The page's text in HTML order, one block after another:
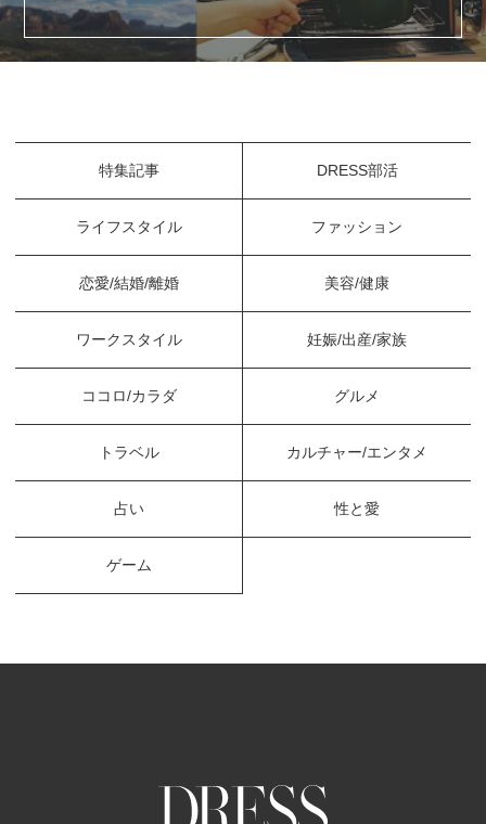
特集記事 DRESS部活
ライフスタイル ファッション
恋愛/結婚/離婚 美容/健康
ワークスタイル 妊娠/出産/家族
ココロ/カラダ グルメ
トラベル カルチャー/エンタメ
占い 性と愛
ゲーム